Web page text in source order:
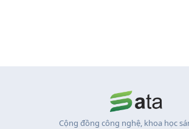
Cộng đồng công nghệ, khoa học